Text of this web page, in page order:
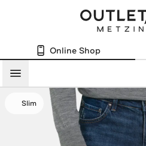
Online Shop
Menü
Slim